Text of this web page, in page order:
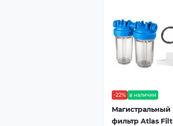
-22% в наличии
Магистральный
фильтр Atlas